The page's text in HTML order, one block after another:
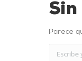
Sin
Parece